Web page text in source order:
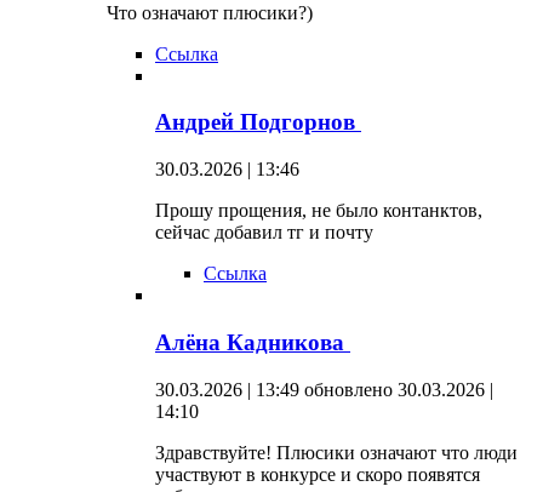
Что означают плюсики?)
Ссылка
Андрей Подгорнов
30.03.2026 | 13:46
Прошу прощения, не было контанктов,
сейчас добавил тг и почту
Ссылка
Алёна Кадникова
30.03.2026 | 13:49 обновлено 30.03.2026 |
14:10
Здравствуйте! Плюсики означают что люди
участвуют в конкурсе и скоро появятся